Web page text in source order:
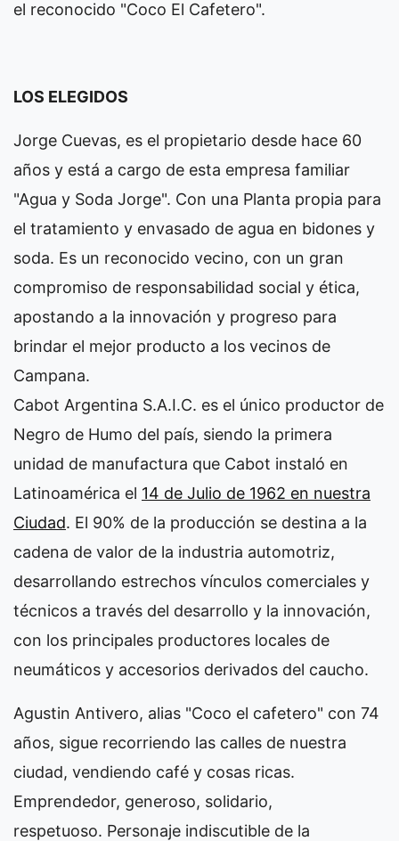
el reconocido "Coco El Cafetero".
LOS ELEGIDOS
Jorge Cuevas, es el propietario desde hace 60
años y está a cargo de esta empresa familiar
"Agua y Soda Jorge". Con una Planta propia para
el tratamiento y envasado de agua en bidones y
soda. Es un reconocido vecino, con un gran
compromiso de responsabilidad social y ética,
apostando a la innovación y progreso para
brindar el mejor producto a los vecinos de
Campana.
Cabot Argentina S.A.I.C. es el único productor de
Negro de Humo del país, siendo la primera
unidad de manufactura que Cabot instaló en
Latinoamérica el 14 de Julio de 1962 en nuestra
Ciudad. El 90% de la producción se destina a la
cadena de valor de la industria automotriz,
desarrollando estrechos vínculos comerciales y
técnicos a través del desarrollo y la innovación,
con los principales productores locales de
neumáticos y accesorios derivados del caucho.
Agustin Antivero, alias "Coco el cafetero" con 74
años, sigue recorriendo las calles de nuestra
ciudad, vendiendo café y cosas ricas.
Emprendedor, generoso, solidario,
respetuoso. Personaje indiscutible de la